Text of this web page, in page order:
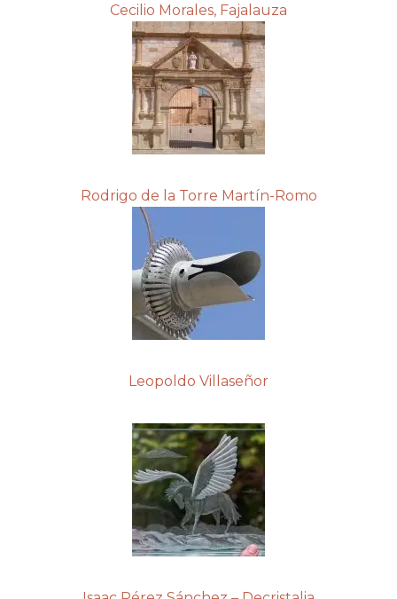
Cecilio Morales, Fajalauza
Rodrigo de la Torre Martín-Romo
Leopoldo Villaseñor